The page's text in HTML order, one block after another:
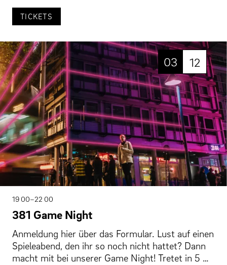
TICKETS
03 12
19 00–22 00
381 Game Night
Anmeldung hier über das Formular. Lust auf einen
Spieleabend, den ihr so noch nicht hattet? Dann
macht mit bei unserer Game Night! Tretet in 5 …